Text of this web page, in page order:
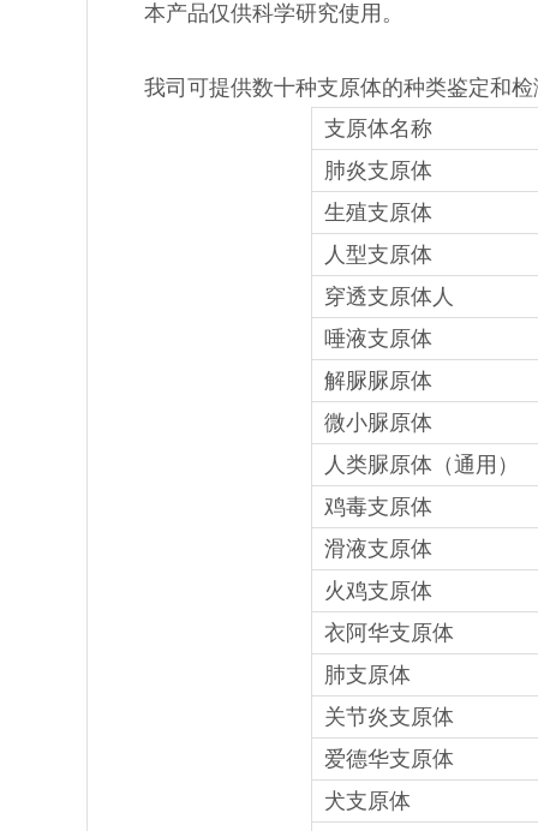
本产品仅供科学研究使用。
我司可提供数十种支原体的种类鉴定和
支原体名称
肺炎支原体
生殖支原体
人型支原体
穿透支原体人
唾液支原体
解脲脲原体
微小脲原体
人类脲原体（通用）
鸡毒支原体
滑液支原体
火鸡支原体
衣阿华支原体
肺支原体
关节炎支原体
爱德华支原体
犬支原体